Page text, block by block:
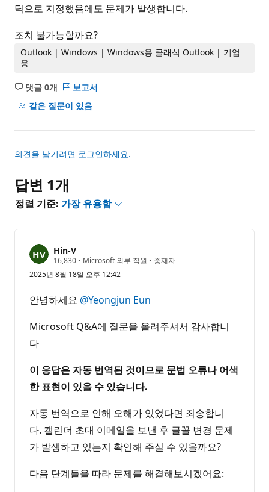
딕으로 지정했음에도 문제가 발생합니다.
조치 불가능할까요?
Outlook | Windows | Windows용 클래식 Outlook | 기업
용
댓글 0개
설
명
음
보고서
같은 질문이 있음
의견을 남기려면 로그인하세요.
답변 1개
정렬 기준: 가장 유용함
Hin-V
16,830 평
포
트
• Microsoft 외부 직원 • 중재자
2025년 8월 18일 오후 12:42
안녕하세요 @Yeongjun Eun
Microsoft Q&A에 질문을 올려주셔서 감사합니
다
이 응답은 자동 번역된 것이므로 문법 오류나 어색
한 표현이 있을 수 있습니다.
자동 번역으로 인해 오해가 있었다면 죄송합니
다. 캘린더 초대 이메일을 보낸 후 글꼴 변경 문제
가 발생하고 있는지 확인해 주실 수 있을까요?
다음 단계들을 따라 문제를 해결해보시겠어요: